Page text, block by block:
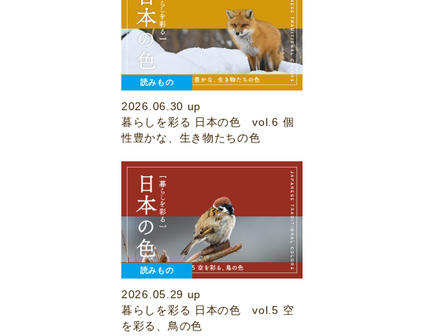
読みもの
2026.06.30 up
暮らしを彩る 日本の色 vol.6 個
性豊かな、生き物たちの色
読みもの
2026.05.29 up
暮らしを彩る 日本の色 vol.5 空
を彩る、鳥の色